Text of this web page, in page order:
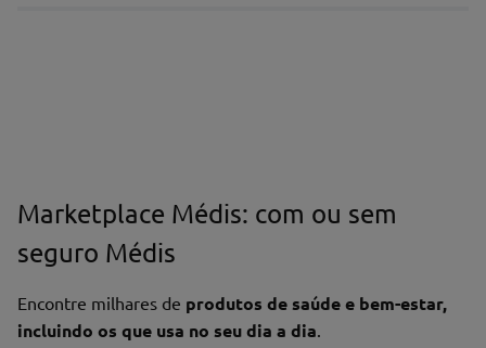
Nome*
Endereço de email
Marketplace Médis: com ou sem
seguro Médis
Encontre milhares de produtos de saúde e bem-estar,
incluindo os que usa no seu dia a dia.